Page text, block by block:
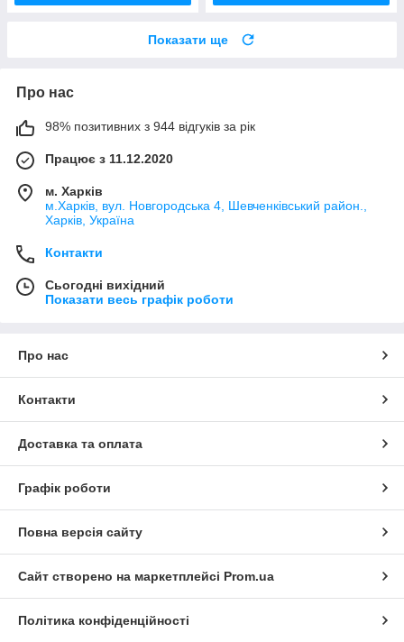
Показати ще
Про нас
98% позитивних з 944 відгуків за рік
Працює з 11.12.2020
м. Харків
м.Харків, вул. Новгородська 4, Шевченківський район.,
Харків, Україна
Контакти
Сьогодні вихідний
Показати весь графік роботи
Про нас
Контакти
Доставка та оплата
Графік роботи
Повна версія сайту
Сайт створено на маркетплейсі Prom.ua
Політика конфіденційності